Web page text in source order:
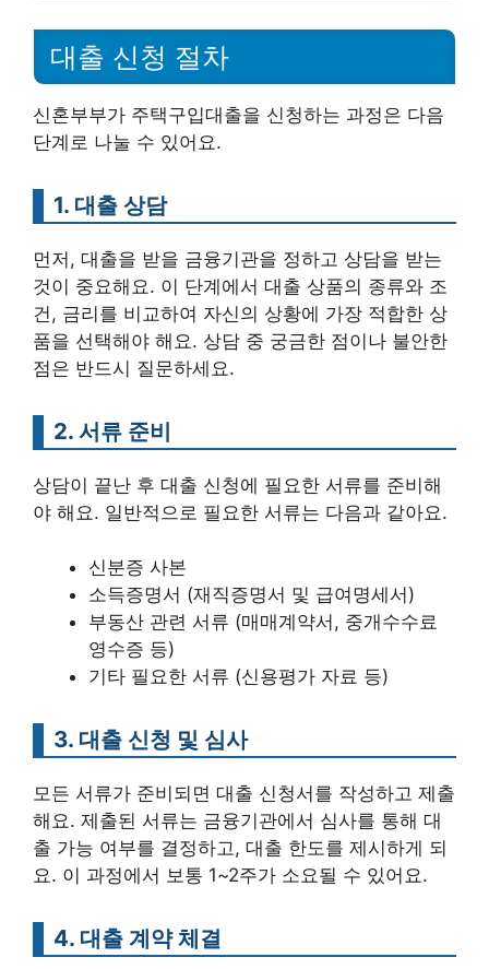
대출 신청 절차
신혼부부가 주택구입대출을 신청하는 과정은 다음
단계로 나눌 수 있어요.
1. 대출 상담
먼저, 대출을 받을 금융기관을 정하고 상담을 받는
것이 중요해요. 이 단계에서 대출 상품의 종류와 조
건, 금리를 비교하여 자신의 상황에 가장 적합한 상
품을 선택해야 해요. 상담 중 궁금한 점이나 불안한
점은 반드시 질문하세요.
2. 서류 준비
상담이 끝난 후 대출 신청에 필요한 서류를 준비해
야 해요. 일반적으로 필요한 서류는 다음과 같아요.
신분증 사본
소득증명서 (재직증명서 및 급여명세서)
부동산 관련 서류 (매매계약서, 중개수수료
영수증 등)
기타 필요한 서류 (신용평가 자료 등)
3. 대출 신청 및 심사
모든 서류가 준비되면 대출 신청서를 작성하고 제출
해요. 제출된 서류는 금융기관에서 심사를 통해 대
출 가능 여부를 결정하고, 대출 한도를 제시하게 되
요. 이 과정에서 보통 1~2주가 소요될 수 있어요.
4. 대출 계약 체결